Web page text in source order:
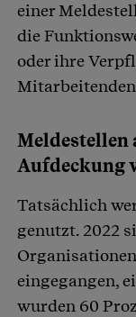
einer
die
oder ihre
Mitarbeitenden
Meldestellen
Aufdeckung
Tatsächlich
genutzt. 2022
eingegangen,
wurden 60